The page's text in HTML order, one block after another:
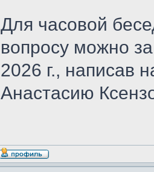
Для часовой
вопросу можно
2026 г., написав
Анастасию